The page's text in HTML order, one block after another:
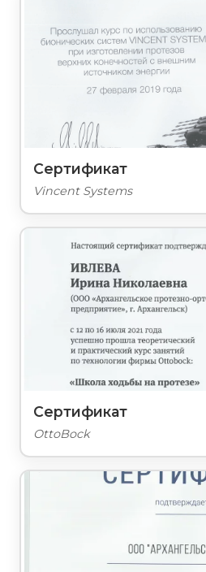
Сертификат
Vincent Systems
Сертификат
OttoBock